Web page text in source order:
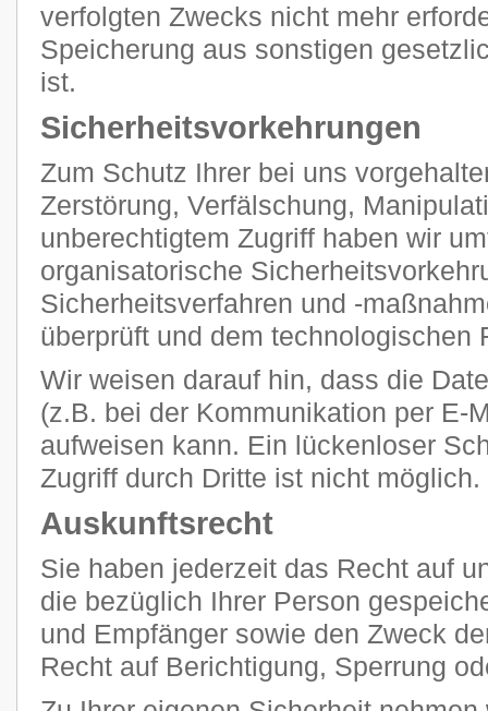
verfolgten Zwecks nicht mehr
Speicherung aus sonstigen
ist.
Sicherheitsvorkehrungen
Zum Schutz Ihrer bei uns
Zerstörung, Verfälschung,
unberechtigtem Zugriff haben wir
organisatorische
Sicherheitsverfahren und -
überprüft und dem technologischen
Wir weisen darauf hin, dass die
(z.B. bei der Kommunikation per E-
aufweisen kann. Ein lückenloser
Zugriff durch Dritte ist nicht möglich.
Auskunftsrecht
Sie haben jederzeit das Recht auf
die bezüglich Ihrer Person
und Empfänger sowie den Zweck
Recht auf Berichtigung, Sperrung